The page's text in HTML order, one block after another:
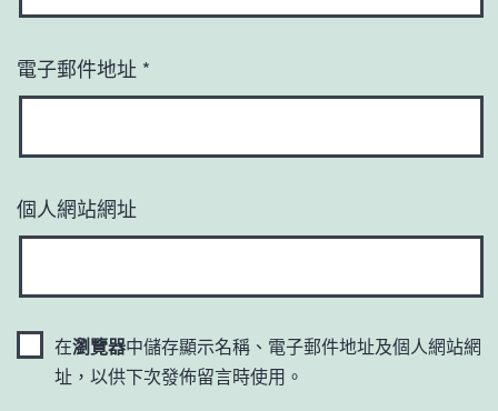
電子郵件地址 *
個人網站網址
在瀏覽器中儲存顯示名稱、電子郵件地址及個人網站網
址，以供下次發佈留言時使用。